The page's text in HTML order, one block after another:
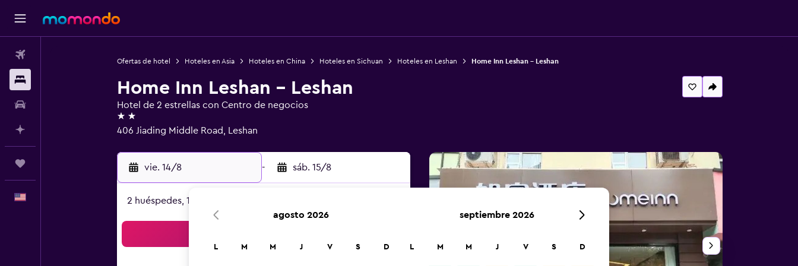
Ofertas de hotel Hoteles en Asia Hoteles en China Hoteles en Sichuan Hoteles en Leshan Home Inn Leshan - Leshan
Home Inn Leshan - Leshan
Hotel de 2 estrellas con Centro de negocios
2 estrellas
406 Jiading Middle Road, Leshan
vie. 14/8 - sáb. 15/8
2 huéspedes, 1 habitación
agosto 2026
L M M J V S D
septiembre 2026
L M M J V S D